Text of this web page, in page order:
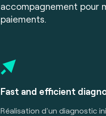
accompagnement pour
paiements.
Fast and efficient
Réalisation d'un diagnostic